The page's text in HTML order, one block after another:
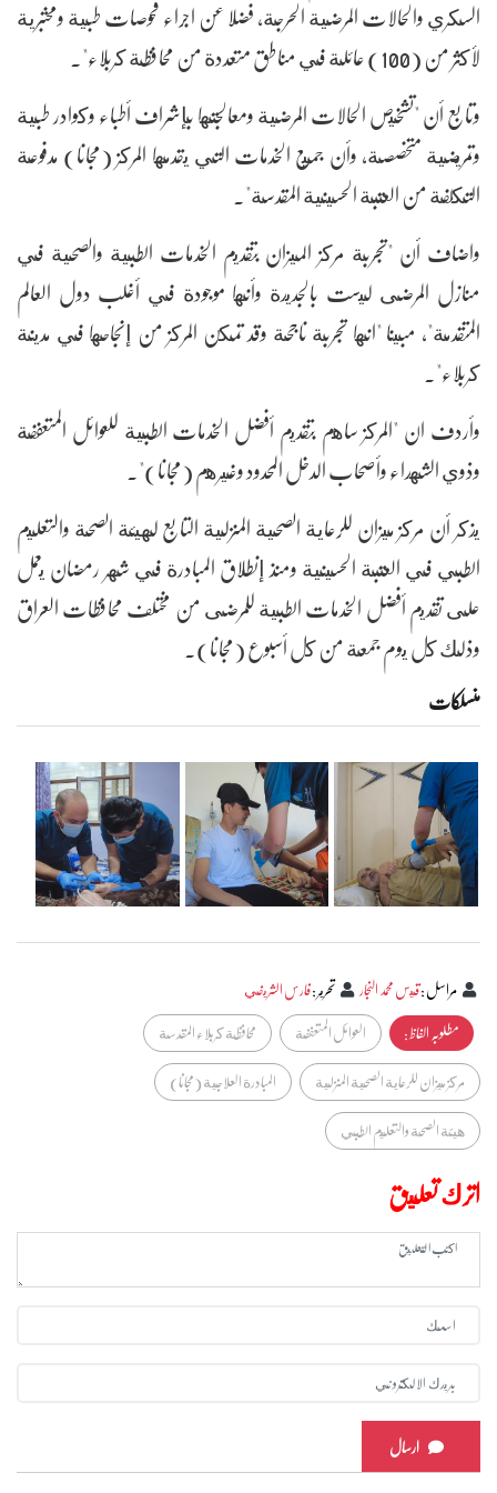
السكري والحالات المرضية الحرجة، فضلا عن اجراء فحوصات طبية ومختبرية
لأكثر من (100) عائلة في مناطق متعددة من محافظة كربلاء".
وتابع أن "تشخيص الحالات المرضية ومعالجتها بإشراف أطباء وكوادر طبية
وتمريضية متخصصة، وأن جميع الخدمات التي يقدمها المركز (مجانا) مدفوعة
التكلفة من العتبة الحسينية المقدسة".
واضاف أن "تجربة مركز الميزان بتقديم الخدمات الطبية والصحية في
منازل المرضى ليست بالجديدة وأنها موجودة في أغلب دول العالم
المتقدمة"، مبينا "انها تجربة ناجحة وقد تمكن المركز من إنجاحها في مدينة
كربلاء".
وأردف ان "المركز ساهم بتقديم أفضل الخدمات الطبية للعوائل المتعففة
وذوي الشهداء وأصحاب الدخل المحدود وغيرهم (مجانا)".
يذكر أن مركز ميزان للرعاية الصحية المنزلية التابع لهيئة الصحة والتعليم
الطبي في العتبة الحسينية ومنذ إنطلاق المبادرة في شهر رمضان يعمل
على تقديم أفضل الخدمات الطبية للمرضى من مختلف محافظات العراق
وذلك كل يوم جمعة من كل أسبوع (مجانا).
منسلکات
مراسل:قيس محمد النجار تحرير:فارس الشريفي
مطلوبہ الفاظ :
العوائل المتعففة
محافظة كربلاء المقدسة
مركز ميزان للرعاية الصحية المنزلية
المبادرة العلاجية (مجانا)
هيئة الصحة والتعليم الطبي
اترك تعليق
ارسال